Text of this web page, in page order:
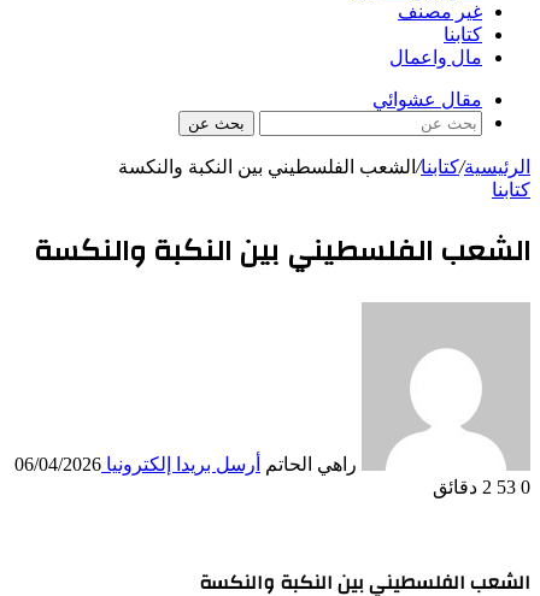
غير مصنف
كتابنا
مال واعمال
مقال عشوائي
بحث عن
الرئيسية/كتابنا/ الشعب الفلسطيني بين النكبة والنكسة
كتابنا
الشعب الفلسطيني بين النكبة والنكسة
راهي الحاتم أرسل بريدا إلكترونيا 06/04/2026
0
2 دقائق
الشعب الفلسطيني بين النكبة والنكسة